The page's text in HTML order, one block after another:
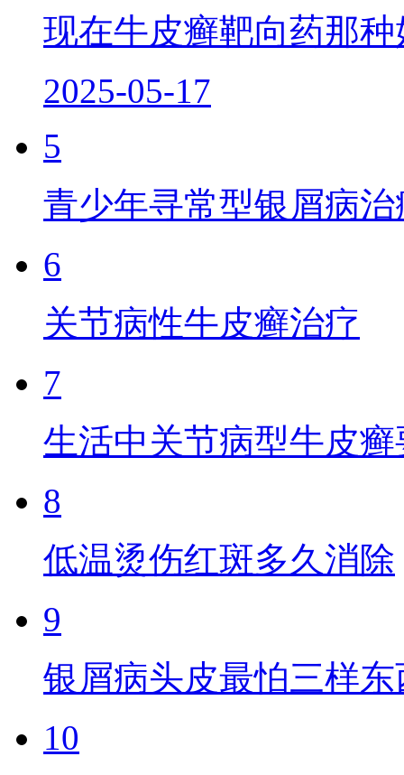
现在牛皮癣靶向药那种
2025-05-17
5
青少年寻常型银屑病
6
关节病性牛皮癣治疗
7
生活中关节病型牛皮
8
低温烫伤红斑多久消除
9
银屑病头皮最怕三样东
10